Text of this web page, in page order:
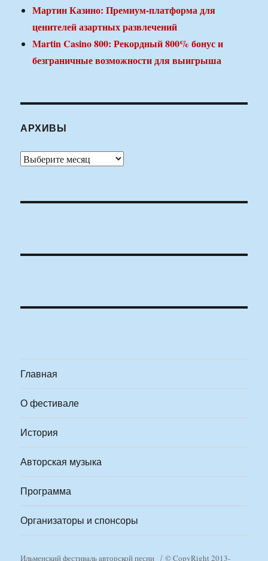
Мартин Казино: Премиум-платформа для
ценителей азартных развлечений
Martin Casino 800: Рекордный 800% бонус и
безграничные возможности для выигрыша
АРХИВЫ
Архивы
Главная
О фестивале
История
Авторская музыка
Программа
Организаторы и спонсоры
Ильменский фестиваль авторской песни © CopyRight 2013-